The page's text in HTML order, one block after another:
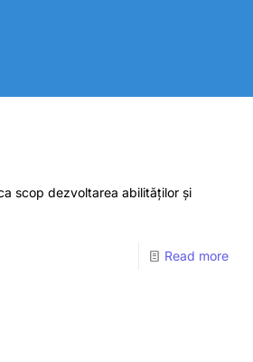
scop dezvoltarea abilităților și
Read more